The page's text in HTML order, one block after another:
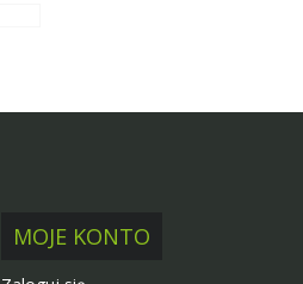
MOJE KONTO